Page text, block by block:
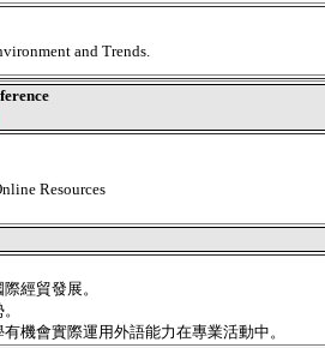
and Trends.
Resources
經貿發展。
機會實際運用外語能力在專業活動中。